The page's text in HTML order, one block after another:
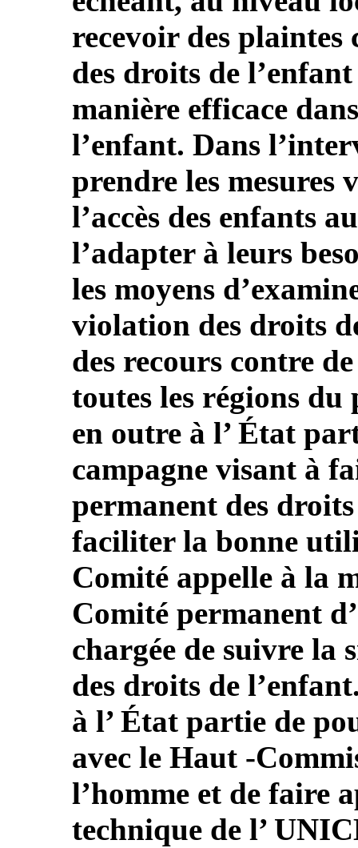
recevoir des
des droits de
manière efficace
l’enfant. Dans
prendre les
l’accès des enfants
l’adapter à leurs
les moyens
violation des droits
des recours contre
toutes les régions du
en outre à l’ État
campagne visant à
permanent des
faciliter la bonne
Comité appelle à la
Comité permanent
chargée de suivre la
des droits de
à l’ État partie de
avec le Haut
l’homme et de faire
technique de l’